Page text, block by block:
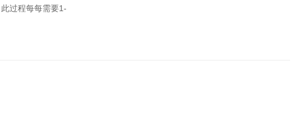
过程每每需要1-